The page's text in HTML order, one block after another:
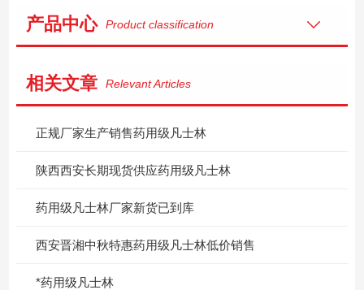
产品中心 Product classification
相关文章 Relevant Articles
正规厂家生产销售药用级凡士林
陕西西安长期现货供应药用级凡士林
药用级凡士林厂家新货已到库
西安晋湘中秋特惠药用级凡士林低价销售
*药用级凡士林